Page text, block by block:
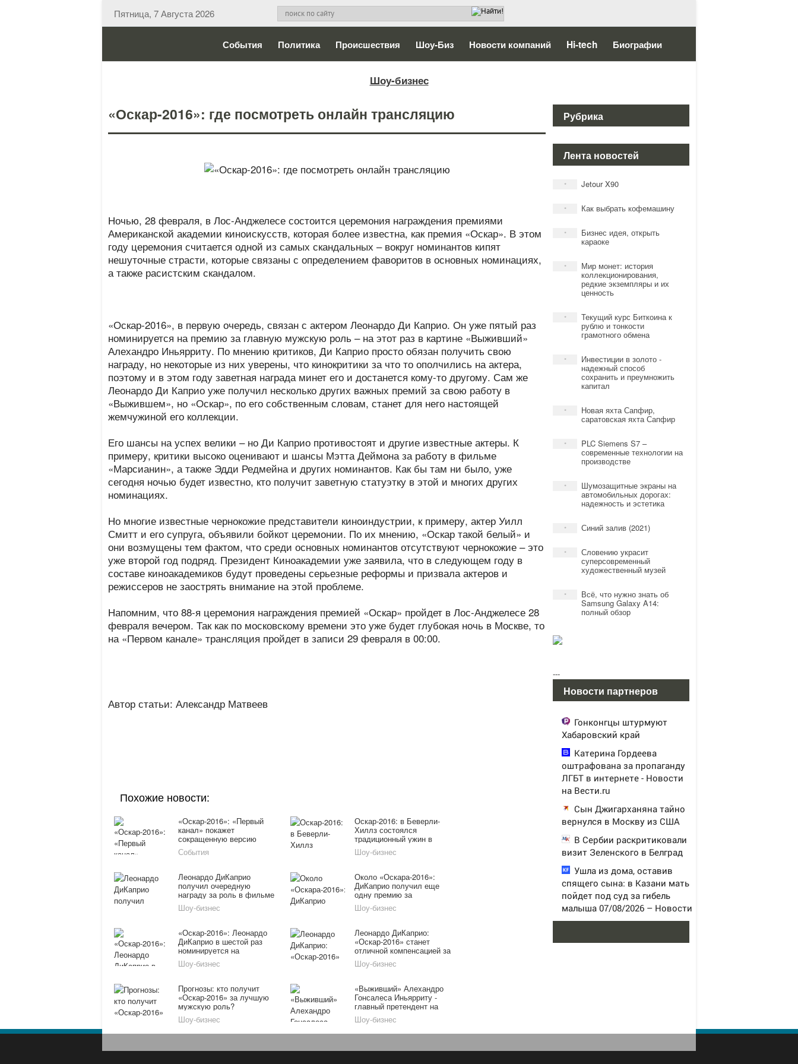
Пятница, 7 Августа 2026
События Политика Происшествия Шоу-Биз Новости компаний Hi-tech Биографии
Шоу-бизнес
«Оскар-2016»: где посмотреть онлайн трансляцию
Ночью, 28 февраля, в Лос-Анджелесе состоится церемония награждения премиями
Американской академии киноискусств, которая более известна, как премия «Оскар». В этом
году церемония считается одной из самых скандальных – вокруг номинантов кипят
нешуточные страсти, которые связаны с определением фаворитов в основных номинациях,
а также расистским скандалом.
«Оскар-2016», в первую очередь, связан с актером Леонардо Ди Каприо. Он уже пятый раз
номинируется на премию за главную мужскую роль – на этот раз в картине «Выживший»
Алехандро Иньярриту. По мнению критиков, Ди Каприо просто обязан получить свою
награду, но некоторые из них уверены, что кинокритики за что то ополчились на актера,
поэтому и в этом году заветная награда минет его и достанется кому-то другому. Сам же
Леонардо Ди Каприо уже получил несколько других важных премий за свою работу в
«Выжившем», но «Оскар», по его собственным словам, станет для него настоящей
жемчужиной его коллекции.
Его шансы на успех велики – но Ди Каприо противостоят и другие известные актеры. К
примеру, критики высоко оценивают и шансы Мэтта Деймона за работу в фильме
«Марсианин», а также Эдди Редмейна и других номинантов. Как бы там ни было, уже
сегодня ночью будет известно, кто получит заветную статуэтку в этой и многих других
номинациях.
Но многие известные чернокожие представители киноиндустрии, к примеру, актер Уилл
Смитт и его супруга, объявили бойкот церемонии. По их мнению, «Оскар такой белый» и
они возмущены тем фактом, что среди основных номинантов отсутствуют чернокожие – это
уже второй год подряд. Президент Киноакадемии уже заявила, что в следующем году в
составе киноакадемиков будут проведены серьезные реформы и призвала актеров и
режиссеров не заострять внимание на этой проблеме.
Напомним, что 88-я церемония награждения премией «Оскар» пройдет в Лос-Анджелесе 28
февраля вечером. Так как по московскому времени это уже будет глубокая ночь в Москве, то
на «Первом канале» трансляция пройдет в записи 29 февраля в 00:00.
Автор статьи: Александр Матвеев
Похожие новости:
«Оскар-2016»: «Первый
канал» покажет
сокращенную версию
церемонии 29 февраля
События
Оскар-2016: в Беверли-
Хиллз состоялся
традиционный ужин в
честь номинантов
Шоу-бизнес
Леонардо ДиКаприо
получил очередную
награду за роль в фильме
«Выживший»
Шоу-бизнес
Около «Оскара-2016»:
ДиКаприо получил еще
одну премию за
«Выжившего»
Шоу-бизнес
«Оскар-2016»: Леонардо
ДиКаприо в шестой раз
номинируется на
статуэтку
Шоу-бизнес
Леонардо ДиКаприо:
«Оскар-2016» станет
отличной компенсацией за
тяготы во время съемок
«Выжившего»
Шоу-бизнес
Прогнозы: кто получит
«Оскар-2016» за лучшую
мужскую роль?
Шоу-бизнес
«Выживший» Алехандро
Гонсалеса Иньярриту -
главный претендент на
«Оскар-2016» сразу в
нескольких номинациях
Шоу-бизнес
Рубрика
Лента новостей
* Jetour X90
* Как выбрать кофемашину
* Бизнес идея, открыть
караоке
* Мир монет: история
коллекционирования,
редкие экземпляры и их
ценность
* Текущий курс Биткоина к
рублю и тонкости
грамотного обмена
* Инвестиции в золото -
надежный способ
сохранить и преумножить
капитал
* Новая яхта Сапфир,
саратовская яхта Сапфир
* PLC Siemens S7 –
современные технологии на
производстве
* Шумозащитные экраны на
автомобильных дорогах:
надежность и эстетика
* Синий залив (2021)
* Словению украсит
суперсовременный
художественный музей
* Всё, что нужно знать об
Samsung Galaxy A14:
полный обзор
---
Новости партнеров
Гонконгцы штурмуют
Хабаровский край
Катерина Гордеева
оштрафована за пропаганду
ЛГБТ в интернете - Новости
на Вести.ru
Сын Джигарханяна тайно
вернулся в Москву из США
В Сербии раскритиковали
визит Зеленского в Белград
Ушла из дома, оставив
спящего сына: в Казани мать
пойдет под суд за гибель
малыша 07/08/2026 – Новости